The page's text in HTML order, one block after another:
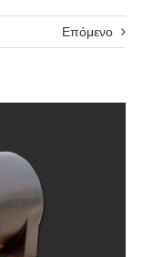
Επόμενο